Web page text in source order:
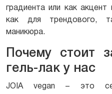
градиента или как
как для трендового,
маникюра.
Почему стоит
гель-лак у нас
JOIA vegan – это